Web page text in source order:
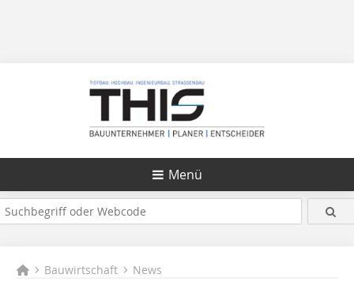
Menü
Bauwirtschaft News